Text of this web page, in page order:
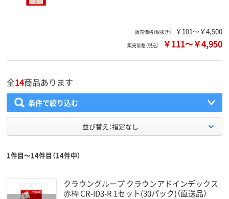
販売価格（税抜き） ￥101～￥4,500
販売価格（税込） ￥111～￥4,950
全14商品あります
条件で絞り込む
並び替え：指定なし
1件目～14件目（14件中）
クラウングループ クラウンアドインデックス
赤枠 CR-ID3-R 1セット(30パック)（直送品）